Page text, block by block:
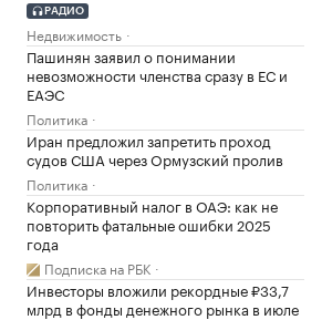
РАДИО
Недвижимость
Пашинян заявил о понимании
невозможности членства сразу в ЕС и
ЕАЭС
Политика
Иран предложил запретить проход
судов США через Ормузский пролив
Политика
Корпоративный налог в ОАЭ: как не
повторить фатальные ошибки 2025
года
Подписка на РБК
Инвесторы вложили рекордные ₽33,7
млрд в фонды денежного рынка в июле